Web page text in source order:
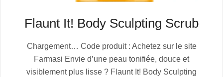
Flaunt It! Body Sculpting Scrub
08-
Chargement… Code produit : Achetez sur le site
Farmasi Envie d’une peau tonifiée, douce et
visiblement plus lisse ? Flaunt It! Body Sculpting